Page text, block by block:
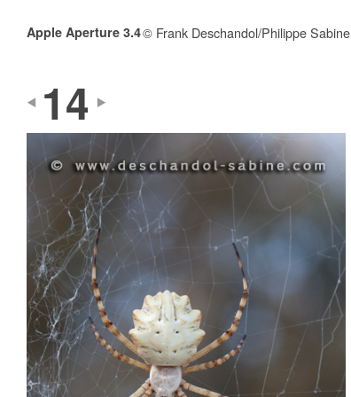
Apple Aperture 3.4© Frank Deschandol/Philippe Sabine
14